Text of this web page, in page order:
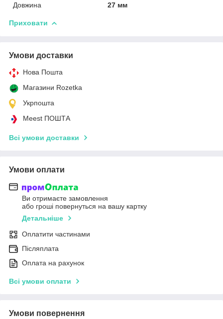
Довжина
27 мм
Приховати
Умови доставки
Нова Пошта
Магазини Rozetka
Укрпошта
Meest ПОШТА
Всі умови доставки
Умови оплати
Ви отримаєте замовлення
або гроші повернуться на вашу картку
Детальніше
Оплатити частинами
Післяплата
Оплата на рахунок
Всі умови оплати
Умови повернення